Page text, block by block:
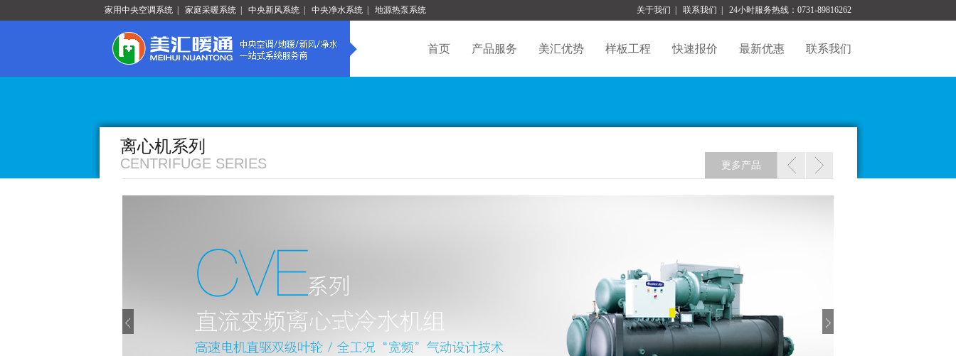
关于我们 联系我们 24小时服务热线：0731-89816262
家用中央空调系统 家庭采暖系统 中央新风系统 中央净水系统 地源热泵系统
首页 产品服务 美汇优势 样板工程 快速报价 最新优惠 联系我们
离心机系列
CENTRIFUGE SERIES 更多产品